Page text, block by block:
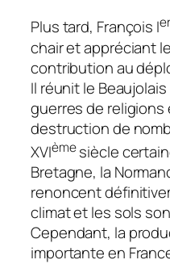
Plus tard, François Ier
chair et appréciant
contribution au
Il réunit le
guerres de religions
destruction de
XVIèmesiècle
Bretagne, la
renoncent
climat et les sols
Cependant, la
importante en